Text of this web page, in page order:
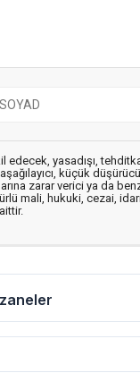
edecek, yasadışı,
küçük
zarar verici ya da
mali, hukuki, cezai,